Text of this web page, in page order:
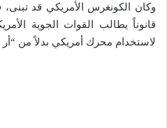
لاستخدام محرك أمريكي بدلاً من “أر دي-